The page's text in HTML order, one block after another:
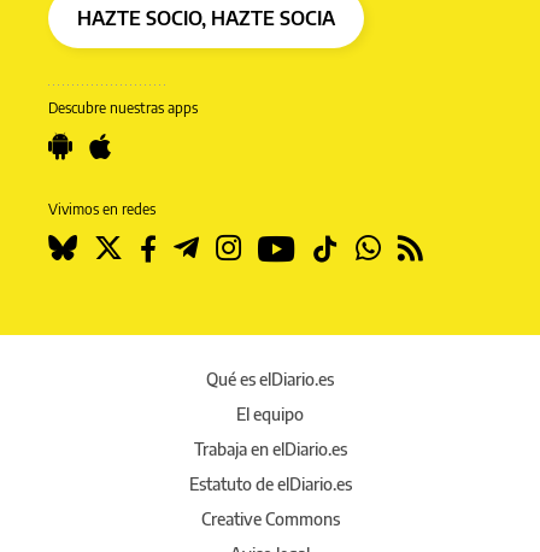
Descubre nuestras apps
Vivimos en redes
HAZTE SOCIO, HAZTE SOCIA
Qué es elDiario.es
El equipo
Trabaja en elDiario.es
Estatuto de elDiario.es
Creative Commons